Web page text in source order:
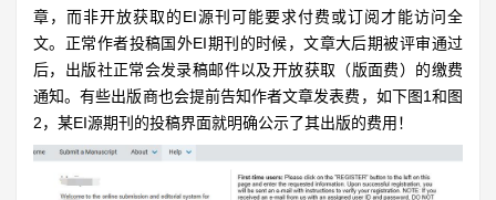
章，而非开放获取的EI源刊可能要求付费或订阅才能访问全
文。正常作者投稿国外EI期刊的时候，文章大后期被评审通过
后，出版社正常会发录稿邮件以及开放获取（版面费）的缴费
通知。有些出版商也会提前告知作者文章发表费 ， 如下图1和图
2，某EI源期刊的投稿界面就明确公示了其出版的费用！